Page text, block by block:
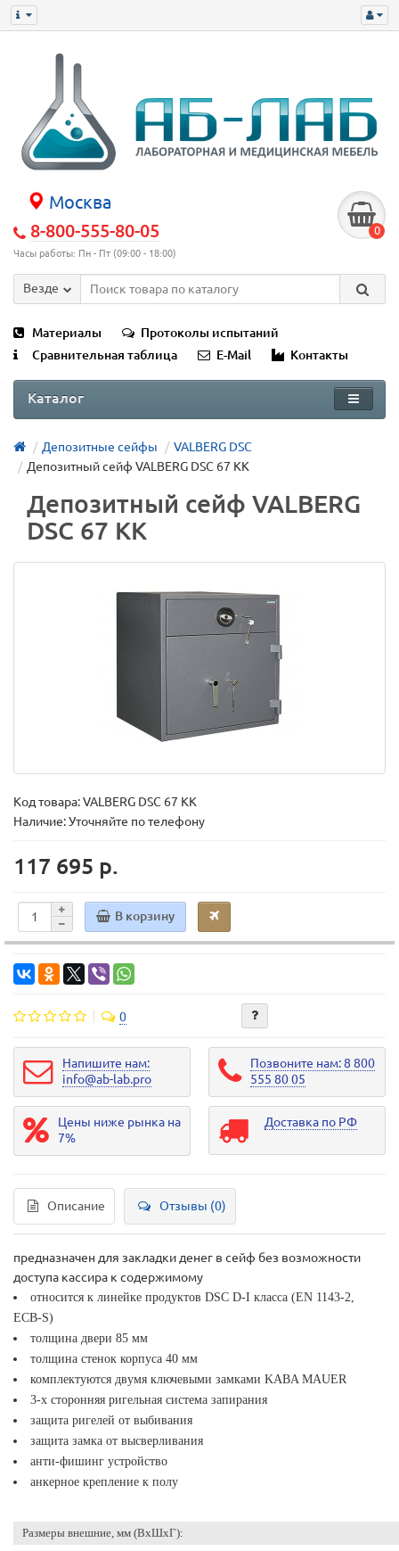
Москва
8-800-555-80-05
Часы работы: Пн - Пт (09:00 - 18:00)
0
Везде
Материалы
Протоколы испытаний
Сравнительная таблица
E-Mail Контакты
Каталог
Депозитные сейфы
VALBERG DSC
Депозитный сейф VALBERG DSC 67 KK
Депозитный сейф VALBERG
DSC 67 KK
Код товара:VALBERG DSC 67 KK
Наличие: Уточняйте по телефону
117 695 р.
В корзину
0
Напишите нам:
info@ab-lab.pro
Позвоните нам: 8 800
555 80 05
Цены ниже рынка на
7%
Доставка по РФ
Описание Отзывы (0)
предназначен для закладки денег в сейф без возможности
доступа кассира к содержимому
относится к линейке продуктов DSC D-I класса (EN 1143-2,
ECB-S)
толщина двери 85 мм
толщина стенок корпуса 40 мм
комплектуются двумя ключевыми замками KABA MAUER
3-х сторонняя ригельная система запирания
защита ригелей от выбивания
защита замка от высверливания
анти-фишинг устройство
анкерное крепление к полу
Размеры внешние, мм (ВхШхГ):